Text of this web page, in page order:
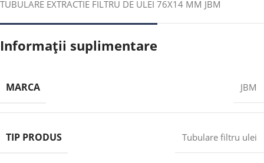
TUBULARE EXTRACTIE FILTRU DE ULEI 76X14 MM JBM
Informații suplimentare
MARCA JBM
TIP PRODUS Tubulare filtru ulei